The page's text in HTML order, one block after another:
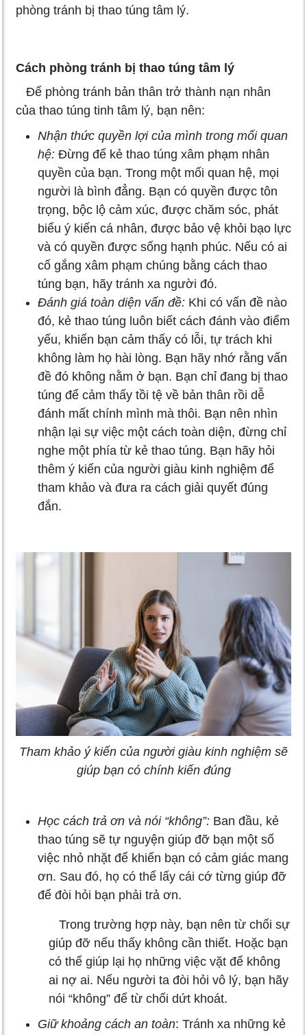
phòng tránh bị thao túng tâm lý.
Cách phòng tránh bị thao túng tâm lý
Để phòng tránh bản thân trở thành nạn nhân
của thao túng tinh tâm lý, bạn nên:
Nhận thức quyền lợi của mình trong mối quan
hệ: Đừng để kẻ thao túng xâm phạm nhân
quyền của bạn. Trong một mối quan hệ, mọi
người là bình đẳng. Bạn có quyền được tôn
trọng, bộc lộ cảm xúc, được chăm sóc, phát
biểu ý kiến cá nhân, được bảo vệ khỏi bạo lực
và có quyền được sống hạnh phúc. Nếu có ai
cố gắng xâm phạm chúng bằng cách thao
túng bạn, hãy tránh xa người đó.
Đánh giá toàn diện vấn đề: Khi có vấn đề nào
đó, kẻ thao túng luôn biết cách đánh vào điểm
yếu, khiến bạn cảm thấy có lỗi, tự trách khi
không làm họ hài lòng. Bạn hãy nhớ rằng vấn
đề đó không nằm ở bạn. Bạn chỉ đang bị thao
túng để cảm thấy tồi tệ về bản thân rồi dễ
đánh mất chính mình mà thôi. Bạn nên nhìn
nhận lại sự việc một cách toàn diện, đừng chỉ
nghe một phía từ kẻ thao túng. Bạn hãy hỏi
thêm ý kiến của người giàu kinh nghiệm để
tham khảo và đưa ra cách giải quyết đúng
đắn.
Tham khảo ý kiến của người giàu kinh nghiệm sẽ
giúp bạn có chính kiến đúng
Học cách trả ơn và nói “không”: Ban đầu, kẻ
thao túng sẽ tự nguyện giúp đỡ bạn một số
việc nhỏ nhặt để khiến bạn có cảm giác mang
ơn. Sau đó, họ có thể lấy cái cớ từng giúp đỡ
để đòi hỏi bạn phải trả ơn.
Trong trường hợp này, bạn nên từ chối sự
giúp đỡ nếu thấy không cần thiết. Hoặc bạn
có thể giúp lại họ những việc vặt để không
ai nợ ai. Nếu người ta đòi hỏi vô lý, bạn hãy
nói “không” để từ chối dứt khoát.
Giữ khoảng cách an toàn: Tránh xa những kẻ